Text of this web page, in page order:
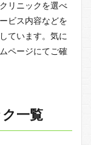
リニックを選べ
ビス内容などを
ています。気に
ページにてご確
一覧